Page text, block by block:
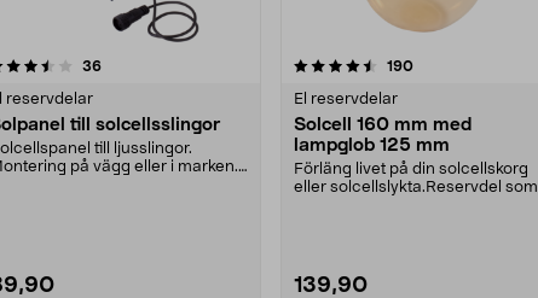
36recensioner
reservdelar
till solcellsslingor
till ljusslingor.
på vägg eller i marken.
4.5 av 5 stjärnor 190recensioner
El reservdelar
Solcell 160 mm med
lampglob 125 mm
Förläng livet på din solcellskorg
eller solcellslykta.Reservdel som
139,90
4.5 av 5 stjärnor